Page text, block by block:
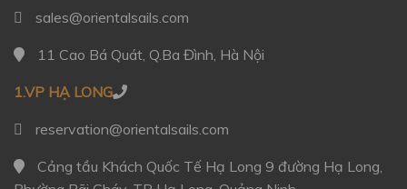
sales@orientalsails.com
11 Cao Bá Quát, Q.Ba Đình, Hà Nội
1.VP HẠ LONG
reservation@orientalsails.com
Cảng tầu Khách Quốc Tế Hạ Long 9 đường Hạ Long,